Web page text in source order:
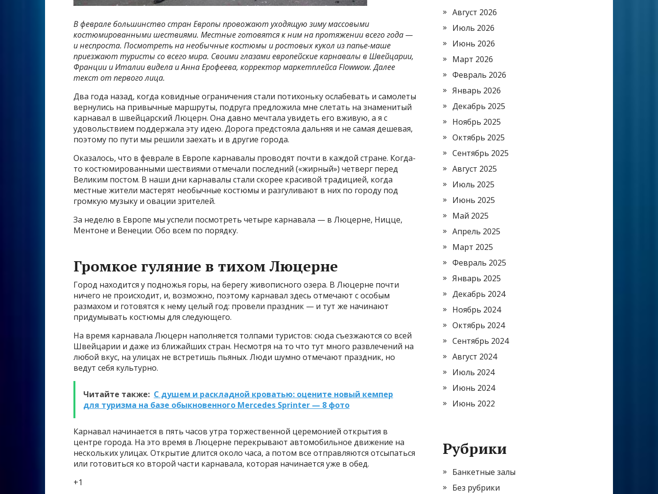
В феврале большинство стран Европы провожают уходящую зиму массовыми
костюмированными шествиями. Местные готовятся к ним на протяжении всего года —
и неспроста. Посмотреть на необычные костюмы и ростовых кукол из папье-маше
приезжают туристы со всего мира. Своими глазами европейские карнавалы в Швейцарии,
Франции и Италии видела и Анна Ерофеева, корректор маркетплейса Flowwow. Далее
текст от первого лица.
Два года назад, когда ковидные ограничения стали потихоньку ослабевать и самолеты
вернулись на привычные маршруты, подруга предложила мне слетать на знаменитый
карнавал в швейцарский Люцерн. Она давно мечтала увидеть его вживую, а я с
удовольствием поддержала эту идею. Дорога предстояла дальняя и не самая дешевая,
поэтому по пути мы решили заехать и в другие города.
Оказалось, что в феврале в Европе карнавалы проводят почти в каждой стране. Когда-
то костюмированными шествиями отмечали последний («жирный») четверг перед
Великим постом. В наши дни карнавалы стали скорее красивой традицией, когда
местные жители мастерят необычные костюмы и разгуливают в них по городу под
громкую музыку и овации зрителей.
За неделю в Европе мы успели посмотреть четыре карнавала — в Люцерне, Ницце,
Ментоне и Венеции. Обо всем по порядку.
Громкое гуляние в тихом Люцерне
Город находится у подножья горы, на берегу живописного озера. В Люцерне почти
ничего не происходит, и, возможно, поэтому карнавал здесь отмечают с особым
размахом и готовятся к нему целый год: провели праздник — и тут же начинают
придумывать костюмы для следующего.
На время карнавала Люцерн наполняется толпами туристов: сюда съезжаются со всей
Швейцарии и даже из ближайших стран. Несмотря на то что тут много развлечений на
любой вкус, на улицах не встретишь пьяных. Люди шумно отмечают праздник, но
ведут себя культурно.
Читайте также: С душем и раскладной кроватью: оцените новый кемпер
для туризма на базе обыкновенного Mercedes Sprinter — 8 фото
Карнавал начинается в пять часов утра торжественной церемонией открытия в
центре города. На это время в Люцерне перекрывают автомобильное движение на
нескольких улицах. Открытие длится около часа, а потом все отправляются отсыпаться
или готовиться ко второй части карнавала, которая начинается уже в обед.
+1
Август 2026
Июль 2026
Июнь 2026
Март 2026
Февраль 2026
Январь 2026
Декабрь 2025
Ноябрь 2025
Октябрь 2025
Сентябрь 2025
Август 2025
Июль 2025
Июнь 2025
Май 2025
Апрель 2025
Март 2025
Февраль 2025
Январь 2025
Декабрь 2024
Ноябрь 2024
Октябрь 2024
Сентябрь 2024
Август 2024
Июль 2024
Июнь 2024
Июнь 2022
Рубрики
Банкетные залы
Без рубрики